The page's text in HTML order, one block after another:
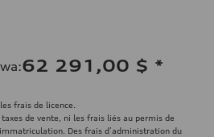
:62 291,00 $ *
frais de licence.
de vente, ni les frais liés au permis de
Des frais d’administration du